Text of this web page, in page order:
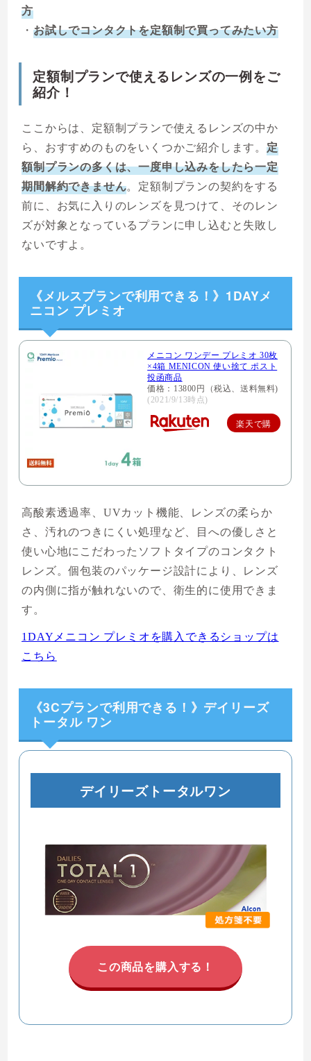
方
・ お試しでコンタクトを定額制で買ってみたい方
定額制プランで使えるレンズの一例をご
紹介！
ここからは、定額制プランで使えるレンズの中か
ら、おすすめのものをいくつかご紹介します。 定
額制プランの多くは、一度申し込みをしたら一定
期間解約できません。定額制プランの契約をする
前に、お気に入りのレンズを見つけて、そのレン
ズが対象となっているプランに申し込むと失敗し
ないですよ。
《メルスプランで利用できる！》1DAYメ
ニコン プレミオ
メニコン ワンデー プレミオ 30枚
×4箱 MENICON 使い捨て ポスト
投函商品
価格：13800円（税込、送料無料)
(2021/9/13時点)
楽天で購
高酸素透過率、UVカット機能、レンズの柔らか
さ、汚れのつきにくい処理など、目への優しさと
使い心地にこだわったソフトタイプのコンタクト
レンズ。個包装のパッケージ設計により、レンズ
の内側に指が触れないので、衛生的に使用できま
す。
1DAYメニコン プレミオを購入できるショップは
こちら
《3Cプランで利用できる！》デイリーズ
トータル ワン
デイリーズトータルワン
この商品を購入する！